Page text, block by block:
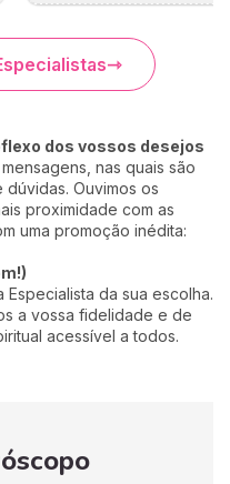
dos vossos desejos
nas quais são
Ouvimos os
proximidade com as
uma promoção inédita:
da sua escolha.
a vossa fidelidade e de
acessível a todos.